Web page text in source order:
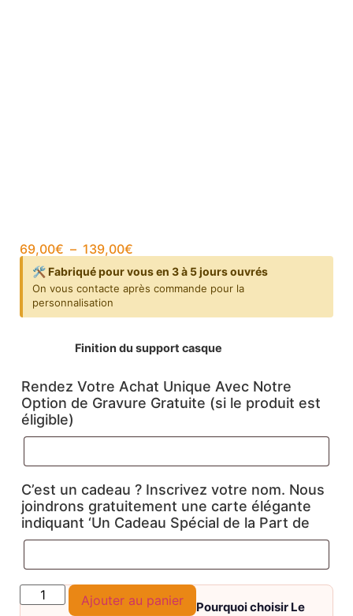
69,00€ – 139,00€
🛠️ Fabriqué pour vous en 3 à 5 jours ouvrés
On vous contacte après commande pour la
personnalisation
Finition du support casque
Rendez Votre Achat Unique Avec Notre
Option de Gravure Gratuite (si le produit est
éligible)
C’est un cadeau ? Inscrivez votre nom. Nous
joindrons gratuitement une carte élégante
indiquant ‘Un Cadeau Spécial de la Part de
Ajouter au panier
Pourquoi choisir Le